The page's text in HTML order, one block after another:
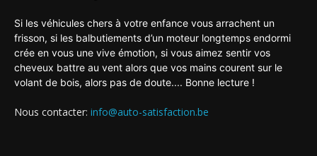
Si les véhicules chers à votre enfance vous arrachent un
frisson, si les balbutiements d’un moteur longtemps endormi
crée en vous une vive émotion, si vous aimez sentir vos
cheveux battre au vent alors que vos mains courent sur le
volant de bois, alors pas de doute.... Bonne lecture !
Nous contacter: info@auto-satisfaction.be